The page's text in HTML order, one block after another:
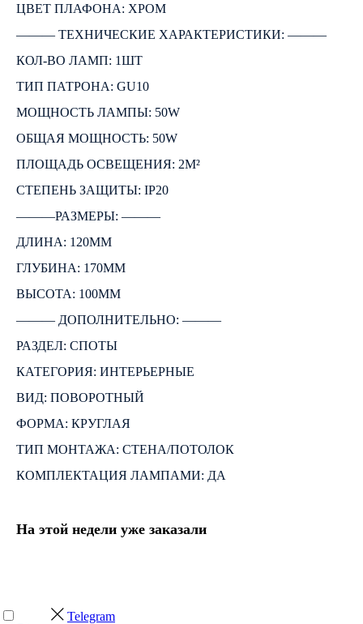
ЦВЕТ ПЛАФОНА: ХРОМ
――― ТЕХНИЧЕСКИЕ ХАРАКТЕРИСТИКИ: ―――
КОЛ-ВО ЛАМП: 1ШТ
ТИП ПАТРОНА: GU10
МОЩНОСТЬ ЛАМПЫ: 50W
ОБЩАЯ МОЩНОСТЬ: 50W
ПЛОЩАДЬ ОСВЕЩЕНИЯ: 2М²
СТЕПЕНЬ ЗАЩИТЫ: IP20
―――РАЗМЕРЫ: ―――
ДЛИНА: 120ММ
ГЛУБИНА: 170ММ
ВЫСОТА: 100ММ
――― ДОПОЛНИТЕЛЬНО: ―――
РАЗДЕЛ: СПОТЫ
КАТЕГОРИЯ: ИНТЕРЬЕРНЫЕ
ВИД: ПОВОРОТНЫЙ
ФОРМА: КРУГЛАЯ
ТИП МОНТАЖА: СТЕНА/ПОТОЛОК
КОМПЛЕКТАЦИЯ ЛАМПАМИ: ДА
На этой недели уже заказали
Telegram